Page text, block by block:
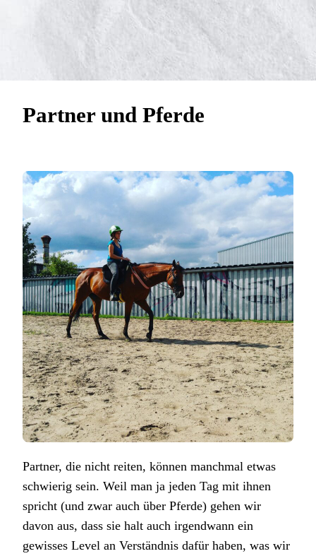
Partner und Pferde
Partner, die nicht reiten, können manchmal etwas
schwierig sein. Weil man ja jeden Tag mit ihnen
spricht (und zwar auch über Pferde) gehen wir
davon aus, dass sie halt auch irgendwann ein
gewisses Level an Verständnis dafür haben, was wir